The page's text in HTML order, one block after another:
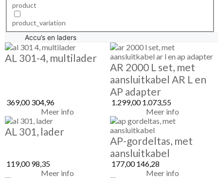
product
product_variation
AL 301-4, multilader
369,00304,96
Meer info
AR 2000 L set, met
aansluitkabel AR L en
AP adapter
1.299,001.073,55
Meer info
AL 301, lader
119,0098,35
Meer info
AP-gordeltas, met
aansluitkabel
177,00146,28
Meer info